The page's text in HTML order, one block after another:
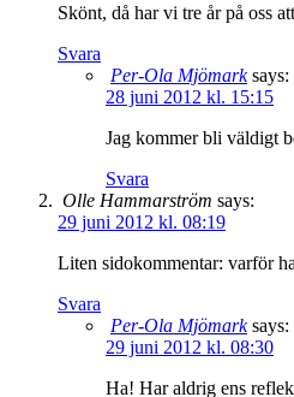
Skönt, då har vi tre år på oss
Svara
Per-Ola Mjömark says:
28 juni 2012 kl. 15:15
Jag kommer bli väldigt
Svara
Olle Hammarström says:
29 juni 2012 kl. 08:19
Liten sidokommentar: varför
Svara
Per-Ola Mjömark says:
29 juni 2012 kl. 08:30
Ha! Har aldrig ens